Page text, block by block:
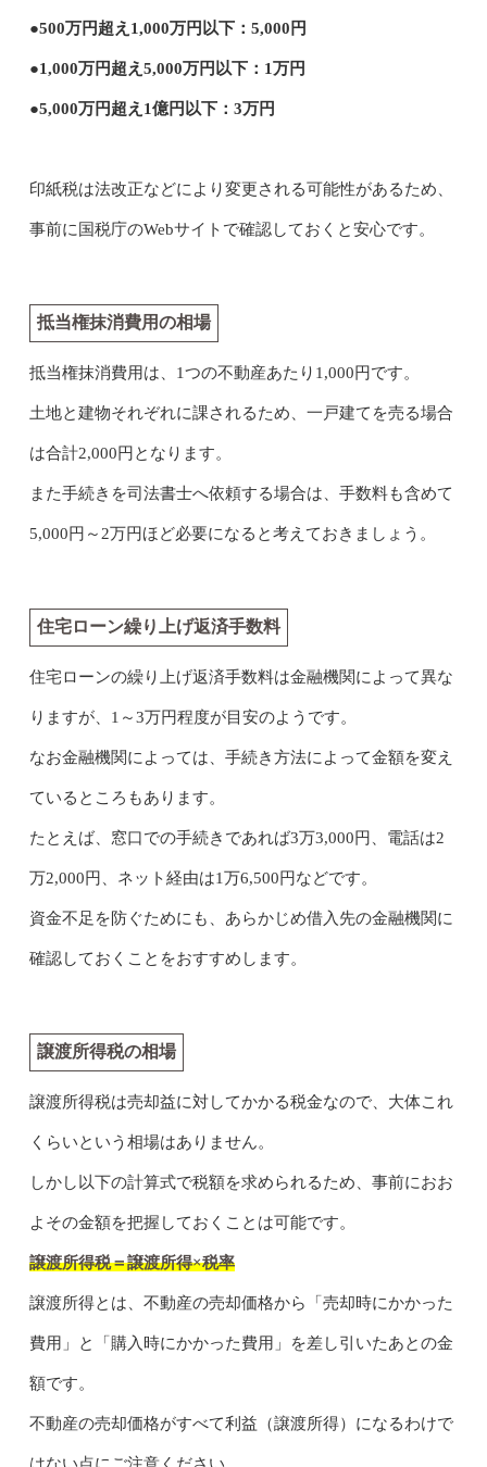
●500万円超え1,000万円以下：5,000円
●1,000万円超え5,000万円以下：1万円
●5,000万円超え1億円以下：3万円
印紙税は法改正などにより変更される可能性があるため、
事前に国税庁のWebサイトで確認しておくと安心です。
抵当権抹消費用の相場
抵当権抹消費用は、1つの不動産あたり1,000円です。
土地と建物それぞれに課されるため、一戸建てを売る場合
は合計2,000円となります。
また手続きを司法書士へ依頼する場合は、手数料も含めて
5,000円～2万円ほど必要になると考えておきましょう。
住宅ローン繰り上げ返済手数料
住宅ローンの繰り上げ返済手数料は金融機関によって異な
りますが、1～3万円程度が目安のようです。
なお金融機関によっては、手続き方法によって金額を変え
ているところもあります。
たとえば、窓口での手続きであれば3万3,000円、電話は2
万2,000円、ネット経由は1万6,500円などです。
資金不足を防ぐためにも、あらかじめ借入先の金融機関に
確認しておくことをおすすめします。
譲渡所得税の相場
譲渡所得税は売却益に対してかかる税金なので、大体これ
くらいという相場はありません。
しかし以下の計算式で税額を求められるため、事前におお
よその金額を把握しておくことは可能です。
譲渡所得税＝譲渡所得×税率
譲渡所得とは、不動産の売却価格から「売却時にかかった
費用」と「購入時にかかった費用」を差し引いたあとの金
額です。
不動産の売却価格がすべて利益（譲渡所得）になるわけで
はない点にご注意ください。